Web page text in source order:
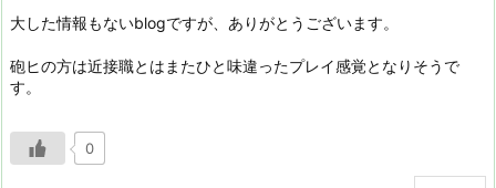
大した情報もないblogですが、ありがとうございます。
砲ヒの方は近接職とはまたひと味違ったプレイ感覚となりそうで
す。
0